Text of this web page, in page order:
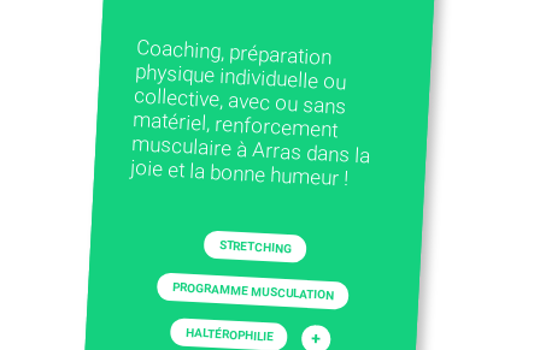
Coaching, préparation
physique individuelle ou
collective, avec ou sans
matériel, renforcement
musculaire à Arras dans la
joie et la bonne humeur !
STRETCHING
PROGRAMME MUSCULATION
HALTÉROPHILIE +